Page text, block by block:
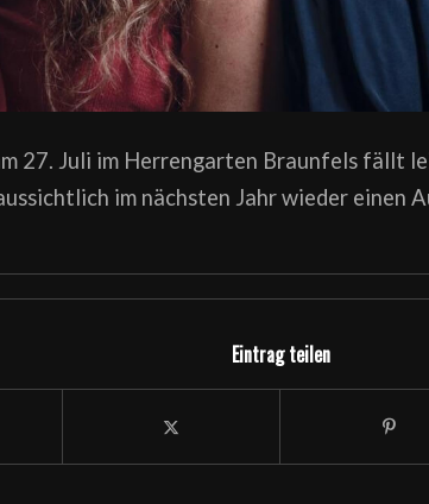
27. Juli im Herrengarten Braunfels fällt
im nächsten Jahr wieder einen
Eintrag teilen